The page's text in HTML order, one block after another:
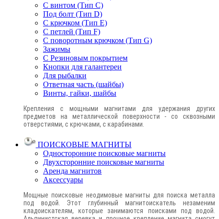
С винтом (Тип C)
Под болт (Тип D)
С крючком (Тип E)
С петлей (Тип F)
С поворотным крючком (Тип G)
Зажимы
С Резиновым покрытием
Кнопки для галантереи
Для рыбалки
Ответная часть (шайбы)
Винты, гайки, шайбы
Крепления с мощными магнитами для удержания других
предметов на металлической поверхности - со сквозными
отверстиями, с крючками, с карабинами.
ПОИСКОВЫЕ МАГНИТЫ
Односторонние поисковые магниты
Двухсторонние поисковые магниты
Аренда магнитов
Аксессуары
Мощные поисковые неодимовые магниты для поиска металла
под водой. Этот глубинный магнитоискатель незаменим
кладоискателям, которые занимаются поисками под водой.